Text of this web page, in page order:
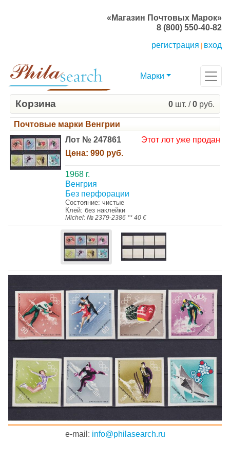
«Магазин Почтовых Марок»
8 (800) 550-40-82
регистрация
вход
Марки
Корзина 0 шт. /0 руб.
Почтовые марки Венгрии
Лот № 247861
Цена: 990 руб.
Этот лот уже продан
1968 г.
Венгрия
Без перфорации
Состояние: чистые
Клей: без наклейки
Michel: № 2379-2386 ** 40 €
e-mail: info@philasearch.ru